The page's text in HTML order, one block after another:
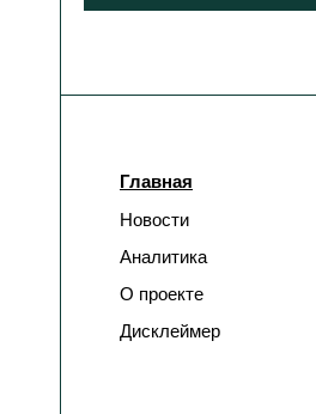
Главная
Новости
Аналитика
О проекте
Дисклеймер